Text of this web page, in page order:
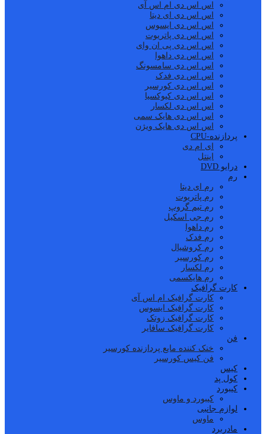
اس اس دی ام اس آی
اس اس دی ای دیتا
اس اس دی ایسوس
اس اس دی پاتریوت
اس اس دی پی ان وای
اس اس دی داهوا
اس اس دی سامسونگ
اس اس دی فدک
اس اس دی کورسیر
اس اس دی کیوکسیا
اس اس دی لکسار
اس اس دی هایک سمی
اس اس دی هایک ویژن
پردازنده-CPU
ای ام دی
اینتل
درایو DVD
رم
رم ای دیتا
رم پاتریوت
رم تیم گروپ
رم جی اسکیل
رم داهوا
رم فدک
رم کروشیال
رم کورسیر
رم لکسار
رم هایکسمی
کارت گرافیک
کارت گرافیک ام اس آی
کارت گرافیک ایسوس
کارت گرافیک زوتک
کارت گرافیک سافایر
فن
خنک کننده مایع پردازنده کورسیر
فن کیس کورسیر
کیس
کول پد
کیبورد
کیبورد و ماوس
لوازم جانبی
ماوس
مادربرد